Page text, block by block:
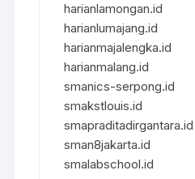
harianlamongan.id
harianlumajang.id
harianmajalengka.id
harianmalang.id
smanics-serpong.id
smakstlouis.id
smapraditadirgantara.id
sman8jakarta.id
smalabschool.id